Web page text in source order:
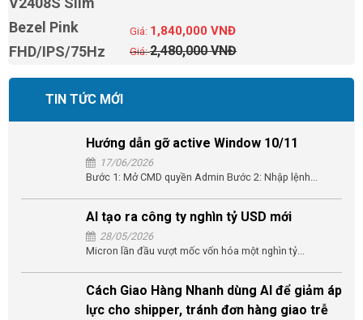
2,480,000VNĐ
1,840,000VNĐ
TIN TỨC MỚI
Hướng dẫn gỡ active Window 10/11
17/06/2026
Bước 1: Mở CMD quyền Admin Bước 2: Nhập lệnh...
AI tạo ra công ty nghìn tỷ USD mới
28/05/2026
Micron lần đầu vượt mốc vốn hóa một nghìn tỷ...
Cách Giao Hàng Nhanh dùng AI để giảm áp
lực cho shipper, tránh đơn hàng giao trễ